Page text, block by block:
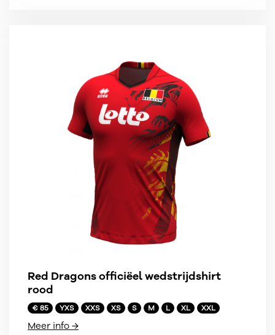
Red Dragons officiëel wedstrijdshirt
rood
€ 85 YXS XXS XS S M L XL XXL
Meer info →